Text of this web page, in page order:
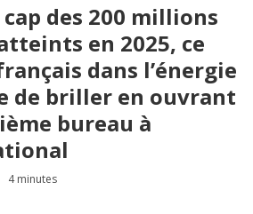
des 200 millions
en 2025, ce
dans l’énergie
de briller en ouvrant
bureau à
4 minutes